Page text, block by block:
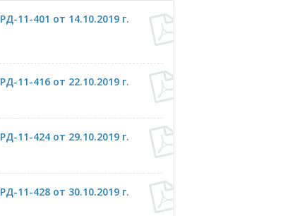
11-401 от 14.10.2019 г.
11-416 от 22.10.2019 г.
11-424 от 29.10.2019 г.
11-428 от 30.10.2019 г.